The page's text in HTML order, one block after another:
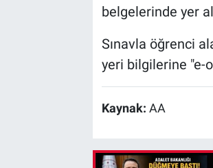
belgelerinde yer
Sınavla öğrenci
yeri bilgilerine "e-
Kaynak: AA